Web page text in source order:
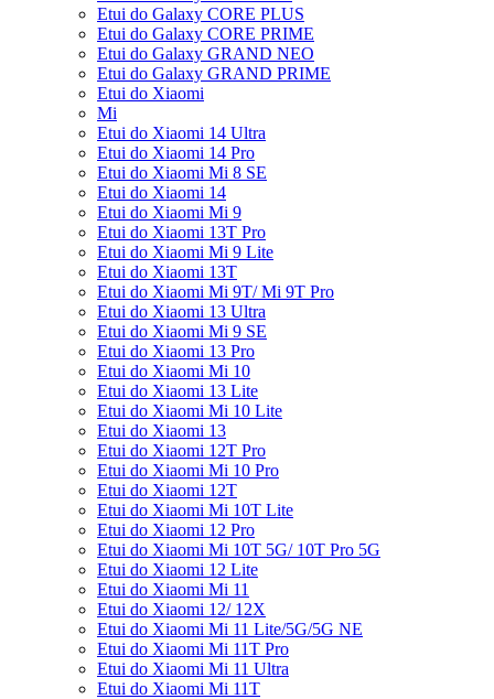
Etui do Galaxy CORE PLUS
Etui do Galaxy CORE PRIME
Etui do Galaxy GRAND NEO
Etui do Galaxy GRAND PRIME
Etui do Xiaomi
Mi
Etui do Xiaomi 14 Ultra
Etui do Xiaomi 14 Pro
Etui do Xiaomi Mi 8 SE
Etui do Xiaomi 14
Etui do Xiaomi Mi 9
Etui do Xiaomi 13T Pro
Etui do Xiaomi Mi 9 Lite
Etui do Xiaomi 13T
Etui do Xiaomi Mi 9T/ Mi 9T Pro
Etui do Xiaomi 13 Ultra
Etui do Xiaomi Mi 9 SE
Etui do Xiaomi 13 Pro
Etui do Xiaomi Mi 10
Etui do Xiaomi 13 Lite
Etui do Xiaomi Mi 10 Lite
Etui do Xiaomi 13
Etui do Xiaomi 12T Pro
Etui do Xiaomi Mi 10 Pro
Etui do Xiaomi 12T
Etui do Xiaomi Mi 10T Lite
Etui do Xiaomi 12 Pro
Etui do Xiaomi Mi 10T 5G/ 10T Pro 5G
Etui do Xiaomi 12 Lite
Etui do Xiaomi Mi 11
Etui do Xiaomi 12/ 12X
Etui do Xiaomi Mi 11 Lite/5G/5G NE
Etui do Xiaomi Mi 11T Pro
Etui do Xiaomi Mi 11 Ultra
Etui do Xiaomi Mi 11T